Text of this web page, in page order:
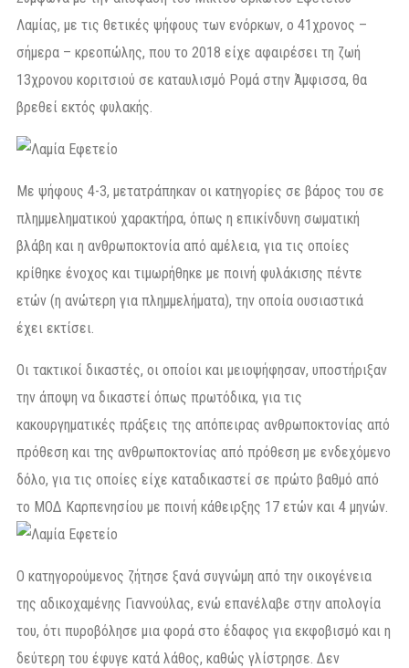
Λαμίας, με τις θετικές ψήφους των ενόρκων, ο 41χρονος –
σήμερα – κρεοπώλης, που το 2018 είχε αφαιρέσει τη ζωή
13χρονου κοριτσιού σε καταυλισμό Ρομά στην Άμφισσα, θα
βρεθεί εκτός φυλακής.
Με ψήφους 4-3, μετατράπηκαν οι κατηγορίες σε βάρος του σε
πλημμεληματικού χαρακτήρα, όπως η επικίνδυνη σωματική
βλάβη και η ανθρωποκτονία από αμέλεια, για τις οποίες
κρίθηκε ένοχος και τιμωρήθηκε με ποινή φυλάκισης πέντε
ετών (η ανώτερη για πλημμελήματα), την οποία ουσιαστικά
έχει εκτίσει.
Οι τακτικοί δικαστές, οι οποίοι και μειοψήφησαν, υποστήριξαν
την άποψη να δικαστεί όπως πρωτόδικα, για τις
κακουργηματικές πράξεις της απόπειρας ανθρωποκτονίας από
πρόθεση και της ανθρωποκτονίας από πρόθεση με ενδεχόμενο
δόλο, για τις οποίες είχε καταδικαστεί σε πρώτο βαθμό από
το ΜΟΔ Καρπενησίου με ποινή κάθειρξης 17 ετών και 4 μηνών.
Ο κατηγορούμενος ζήτησε ξανά συγνώμη από την οικογένεια
της αδικοχαμένης Γιαννούλας, ενώ επανέλαβε στην απολογία
του, ότι πυροβόλησε μια φορά στο έδαφος για εκφοβισμό και η
δεύτερη του έφυγε κατά λάθος, καθώς γλίστρησε. Δεν